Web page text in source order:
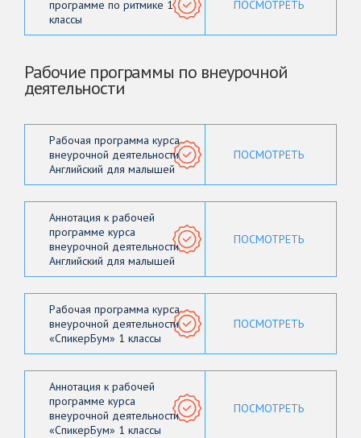
программе по ритмике 1
классы
ПОСМОТРЕТЬ
Рабочие программы по внеурочной
деятельности
Рабочая программа курса
внеурочной деятельности
Английский для малышей
ПОСМОТРЕТЬ
Аннотация к рабочей
программе курса
внеурочной деятельности
Английский для малышей
ПОСМОТРЕТЬ
Рабочая программа курса
внеурочной деятельности
«СпикерБум» 1 классы
ПОСМОТРЕТЬ
Аннотация к рабочей
программе курса
внеурочной деятельности
«СпикерБум» 1 классы
ПОСМОТРЕТЬ